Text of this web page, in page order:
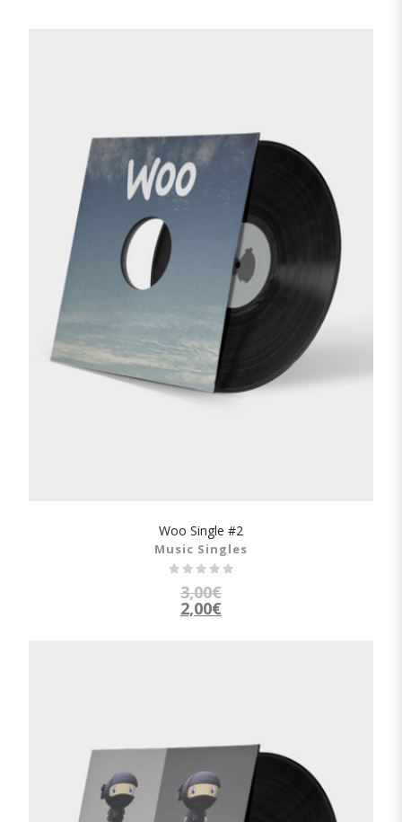
SHOW DETAILS
Woo Single #2
Music Singles
3,00€
El
2,00€